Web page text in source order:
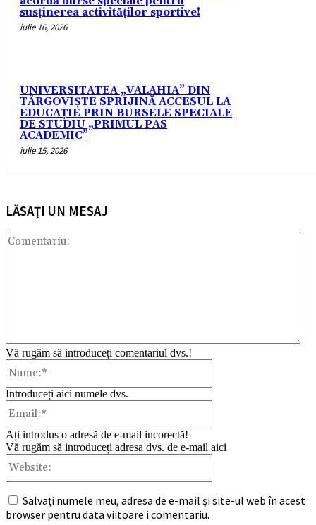
susținerea activităților sportive!
iulie 16, 2026
UNIVERSITATEA „VALAHIA” DIN
TÂRGOVIȘTE SPRIJINĂ ACCESUL LA
EDUCAȚIE PRIN BURSELE SPECIALE
DE STUDIU „PRIMUL PAS
ACADEMIC”
iulie 15, 2026
LĂSAȚI UN MESAJ
Vă rugăm să introduceți comentariul dvs.!
Introduceți aici numele dvs.
Ați introdus o adresă de e-mail incorectă!
Vă rugăm să introduceți adresa dvs. de e-mail aici
Salvați numele meu, adresa de e-mail și site-ul web în acest
browser pentru data viitoare i comentariu.